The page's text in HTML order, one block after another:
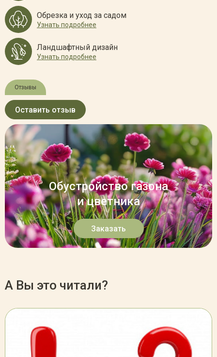
Обрезка и уход за садом
Узнать подробнее
Ландшафтный дизайн
Узнать подробнее
Отзывы
Оставить отзыв
Обустройство газона
и цветника
Заказать
А Вы это читали?